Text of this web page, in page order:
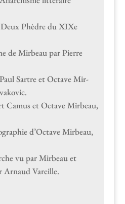
Phè­dre du XIXe
de Mir­beau par Pierre
Sartre et Octave Mir­
Camus et Octave Mir­beau,
d’Octave Mir­beau,
vu par Mir­beau et
Arnaud Vareille.